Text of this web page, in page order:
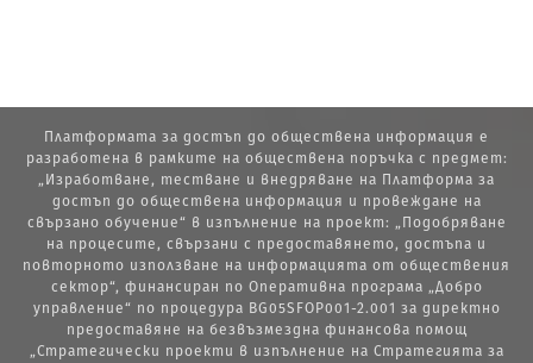
Платформата за достъп до обществена информация е
разработена в рамките на обществена поръчка с предмет:
„Изработване, тестване и внедряване на Платформа за
достъп до обществена информация и провеждане на
свързано обучение“ в изпълнение на проект: „Подобряване
на процесите, свързани с предоставянето, достъпа и
повторното използване на информацията от обществения
сектор“, финансиран по Оперативна програма „Добро
управление“ по процедура BG05SFOP001-2.001 за директно
предоставяне на безвъзмездна финансова помощ
„Стратегически проекти в изпълнение на Стратегията за